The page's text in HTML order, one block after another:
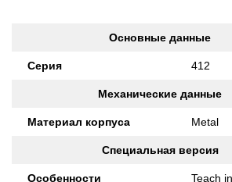
Основные данные
Серия 412
Механические данные
Материал корпуса Metal
Специальная версия
Особенности Teach